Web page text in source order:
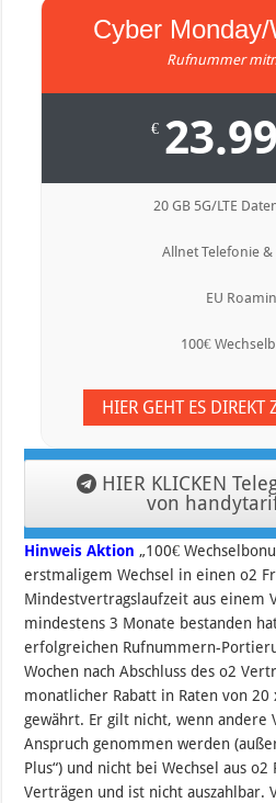
Cyber
Rufnummer
€ 23.99
20 GB 5G/LTE
Allnet Telefonie &
EU
100€
HIER GEHT ES
HIER KLICKEN
von
Hinweis Aktion „100€
erstmaligem Wechsel in einen o2
Mindestvertragslaufzeit aus einem
mindestens 3 Monate bestanden
erfolgreichen Rufnummern-
Wochen nach Abschluss des o2
monatlicher Rabatt in Raten von
gewährt. Er gilt nicht, wenn andere
Anspruch genommen werden
Plus“) und nicht bei Wechsel aus
Verträgen und ist nicht auszahlbar.